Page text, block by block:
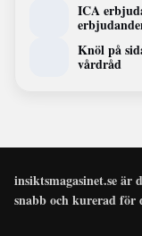
ICA
Knöl på
vårdråd
insiktsmagasinet.se är
snabb och kurerad för